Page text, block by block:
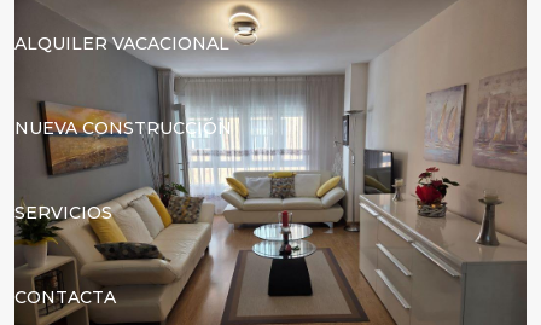
ALQUILER VACACIONAL
NUEVA CONSTRUCCIÓN
SERVICIOS
CONTACTA